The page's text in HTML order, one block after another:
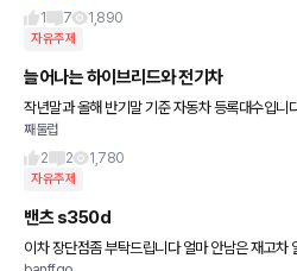
1
7 1,890
자유주제
늘어나는 하이브리드와 전기차
작년말과 올해 반기말 기준 자동차 등록대수입니다 경유 차량이 제
감소세 확실하네요 화물차 쉐어를 생각해보면 승용 디젤은 더더욱 감
소세가 확연하고 이제 확연히 사양길로 접어든게
째둘럽
2
2 1,780
자유주제
밴츠 s350d
이차 장단점좀 부탁드립니다 얼마 안남은 재고차